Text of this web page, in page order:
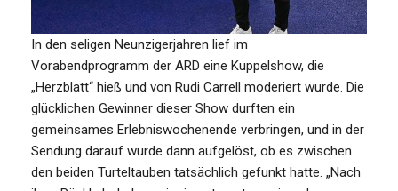
In den seligen Neunzigerjahren lief im
Vorabendprogramm der ARD eine Kuppelshow, die
„Herzblatt“ hieß und von Rudi Carrell moderiert wurde. Die
glücklichen Gewinner dieser Show durften ein
gemeinsames Erlebniswochenende verbringen, und in der
Sendung darauf wurde dann aufgelöst, ob es zwischen
den beiden Turteltauben tatsächlich gefunkt hatte. „Nach